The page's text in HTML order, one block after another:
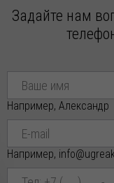
оборудование и
Внимание!
уже на складе! 🔥
Уважаемые
СИЛИКАГЕЛЬ
Внимание!
складе! 🔥
Задайте нам
Например, Александр
Например,